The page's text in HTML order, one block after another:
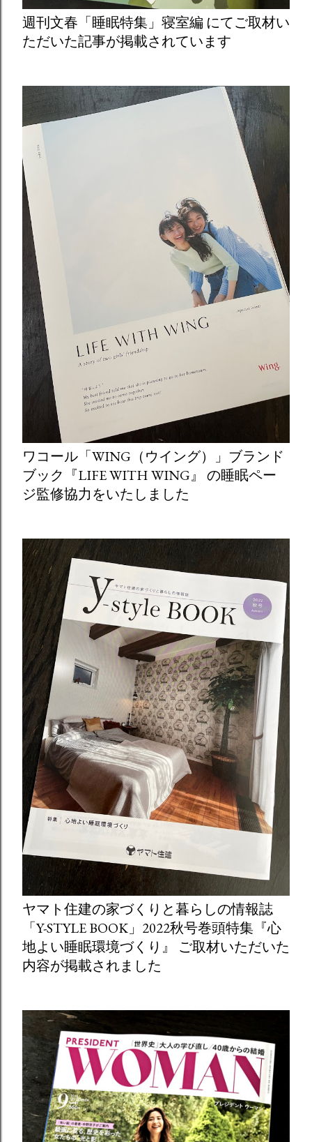
週刊文春「睡眠特集」寝室編 にてご取材い
ただいた記事が掲載されています
ワコール「WING（ウイング）」ブランド
ブック『LIFE WITH WING』 の睡眠ペー
ジ監修協力をいたしました
ヤマト住建の家づくりと暮らしの情報誌
「Y-STYLE BOOK」2022秋号巻頭特集『心
地よい睡眠環境づくり』 ご取材いただいた
内容が掲載されました